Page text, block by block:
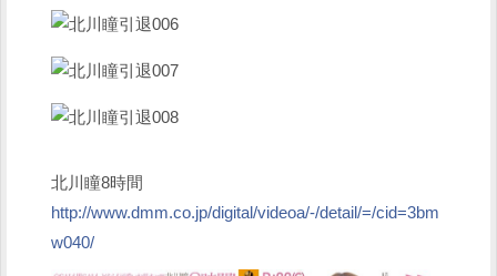
北川瞳8時間
http://www.dmm.co.jp/digital/videoa/-/detail/=/cid=3bm
w040/